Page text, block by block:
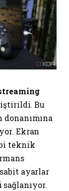
Bu
Ekran
teknik
ayarlar